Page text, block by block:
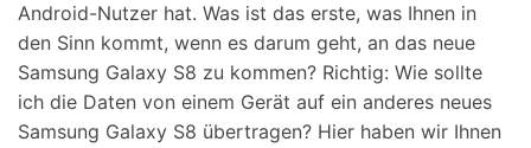
Android-Nutzer hat. Was ist das erste, was Ihnen in
den Sinn kommt, wenn es darum geht, an das neue
Samsung Galaxy S8 zu kommen? Richtig: Wie sollte
ich die Daten von einem Gerät auf ein anderes neues
Samsung Galaxy S8 übertragen? Hier haben wir Ihnen